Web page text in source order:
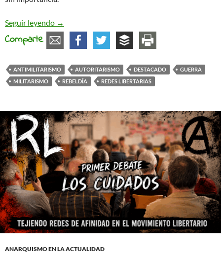
Seguir leyendo La deserción, un gran NO para ir de la guerra a
→
Comparte
ANTIMILITARISMO AUTORITARISMO DESTACADO
GUERRA
MILITARISMO
REBELDÍA REDES LIBERTARIAS
ANARQUISMO EN LA ACTUALIDAD